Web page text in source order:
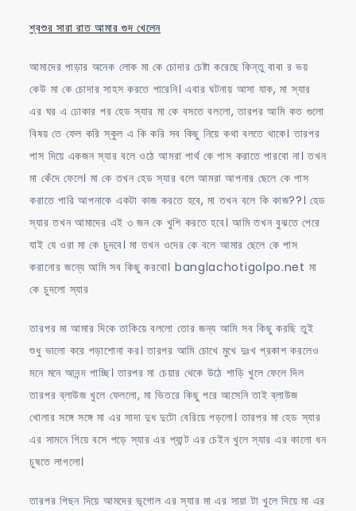
শ্বশুর সারা রাত আমার গুদ খেলেন
আমাদের পাড়ার অনেক লোক মা কে চোদার চেষ্টা করেছে কিন্তু বাবা র ভয়
কেউ মা কে চোদার সাহস করতে পারেনি। এবার ঘটনায় আসা যাক, মা স্যার
এর ঘর এ ঢোকার পর হেড স্যার মা কে বসতে বললো, তারপর আমি কত গুলো
বিষয় তে ফেল করি স্কুল এ কি করি সব কিছু নিয়ে কথা বলতে থাকে। তারপর
পাস দিয়ে একজন স্যার বলে ওঠে আমরা পার্থ কে পাস করাতে পারবো না। তখন
মা কেঁদে ফেলে। মা কে তখন হেড স্যার বলে আমরা আপনার ছেলে কে পাস
করাতে পারি আপনাকে একটা কাজ করতে হবে, মা তখন বলে কি কাজ??। হেড
স্যার তখন আমাদের এই ৩ জন কে খুশি করতে হবে। আমি তখন বুঝতে পেরে
যাই যে ওরা মা কে চুদবে। মা তখন ওদের কে বলে আমার ছেলে কে পাস
করানোর জন্যে আমি সব কিছু করবো। banglachotigolpo.net মা
কে চুদলো স্যার
তারপর মা আমার দিকে তাকিয়ে বললো তোর জন্য আমি সব কিছু করছি তুই
শুধু ভালো করে পড়াশোনা কর। তারপর আমি চোখে মুখে দুঃখ প্রকাশ করলেও
মনে মনে আনন্দ পাচ্ছি। তারপর মা চেয়ার থেকে উঠে শাড়ি খুলে ফেলে দিল
তারপর ব্লাউজ খুলে ফেললো, মা ভিতরে কিছু পরে আসেনি তাই ব্লাউজ
খোলার সঙ্গে সঙ্গে মা এর সাদা দুধ দুটো বেরিয়ে পড়লো। তারপর মা হেড স্যার
এর সামনে গিয়ে বসে পড়ে স্যার এর প্যান্ট এর চেইন খুলে স্যার এর কালো ধন
চুষতে লাগলো।
তারপর পিছন দিয়ে আমদের ভূগোল এর স্যার মা এর সায়া টা খুলে দিয়ে মা এর